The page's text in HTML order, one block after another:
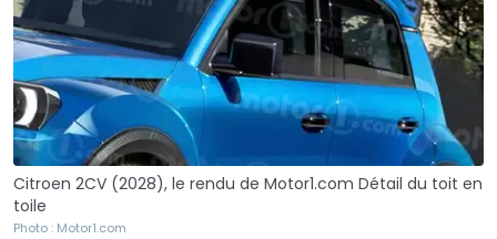
Citroen 2CV (2028), le rendu de Motor1.com Détail du toit en
toile
Photo : Motor1.com